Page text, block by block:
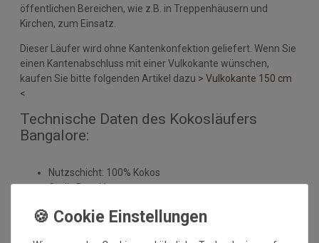
öffentlichen Bereichen, wie z.B. in Treppenhäusern und
Kirchen, zum Einsatz.
Dieser Läufer wird ohne Kantenkonfektion geliefert. Wenn Sie
einen Kantenabschluss mit einer Vulkokante wünschen,
kaufen Sie bitte folgenden Artikel dazu > Vulkokante 150 cm
<
Technische Daten des Kokosläufers
Bangalore:
Nutzschicht: 100% Kokos
Optik: Bouclé
wird ohne Kantenabschluss an den Schnittkanten